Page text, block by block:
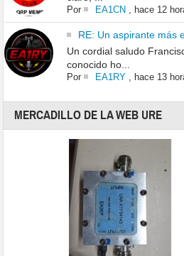
Por EA1CN , hace 12
RE: Un aspirante más
Un cordial saludo
conocido ho...
Por EA1RY, hace 13
MERCADILLO DE LA WEB URE